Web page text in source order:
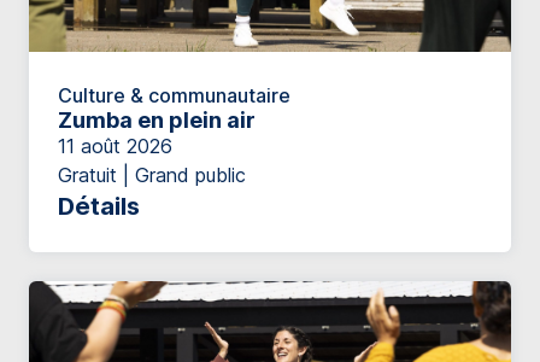
Culture & communautaire
Zumba en plein air
11 août 2026
Gratuit | Grand public
Détails